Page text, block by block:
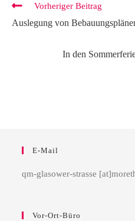
Vorheriger Beitrag
Auslegung von
In den
E-Mail
qm-glasower-strasse
Vor-Ort-Büro